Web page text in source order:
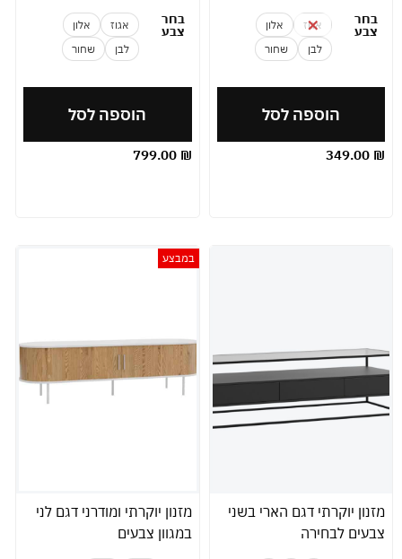
349.00 ₪
בחר
צבע אגוז
אלון
לבן
שחור
הוספה לסל
799.00 ₪
בחר
צבע אגוז
אלון
לבן
שחור
הוספה לסל
מזנון יוקרתי דגם הארי בשני
צבעים לבחירה
במבצע
מזנון יוקרתי ומודרני דגם לני
במגוון צבעים